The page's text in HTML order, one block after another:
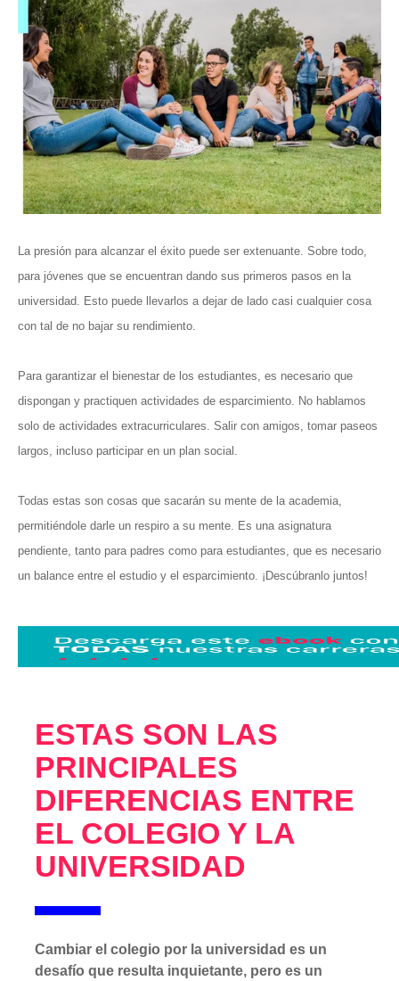
La presión para alcanzar el éxito puede ser extenuante. Sobre todo,
para jóvenes que se encuentran dando sus primeros pasos en la
universidad. Esto puede llevarlos a dejar de lado casi cualquier cosa
con tal de no bajar su rendimiento.
Para garantizar el bienestar de los estudiantes, es necesario que
dispongan y practiquen actividades de esparcimiento. No hablamos
solo de actividades extracurriculares. Salir con amigos, tomar paseos
largos, incluso participar en un plan social.
Todas estas son cosas que sacarán su mente de la academia,
permitiéndole darle un respiro a su mente. Es una asignatura
pendiente, tanto para padres como para estudiantes, que es necesario
un balance entre el estudio y el esparcimiento. ¡Descúbranlo juntos!
ESTAS SON LAS
PRINCIPALES
DIFERENCIAS ENTRE
EL COLEGIO Y LA
UNIVERSIDAD
Cambiar el colegio por la universidad es un
desafío que resulta inquietante, pero es un